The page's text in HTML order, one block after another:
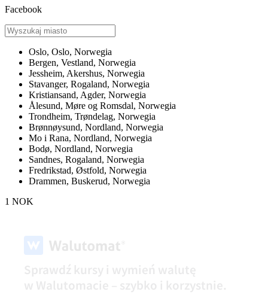
Facebook
Oslo, Oslo, Norwegia
Bergen, Vestland, Norwegia
Jessheim, Akershus, Norwegia
Stavanger, Rogaland, Norwegia
Kristiansand, Agder, Norwegia
Ålesund, Møre og Romsdal, Norwegia
Trondheim, Trøndelag, Norwegia
Brønnøysund, Nordland, Norwegia
Mo i Rana, Nordland, Norwegia
Bodø, Nordland, Norwegia
Sandnes, Rogaland, Norwegia
Fredrikstad, Østfold, Norwegia
Drammen, Buskerud, Norwegia
1 NOK